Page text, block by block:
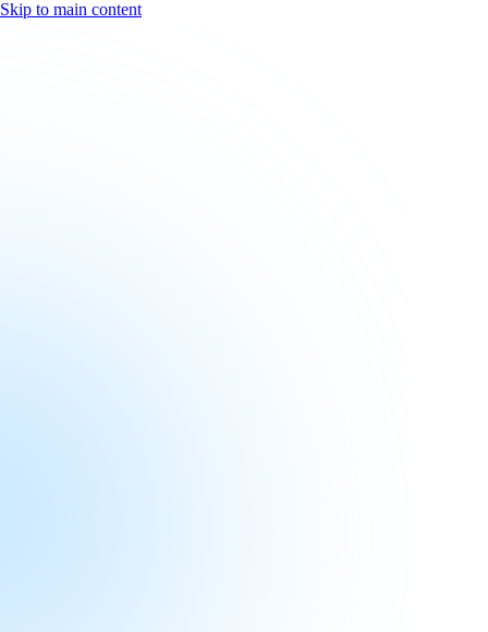
Skip to main content